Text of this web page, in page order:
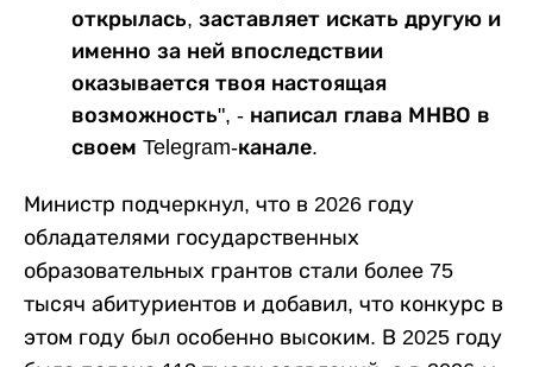
открылась, заставляет искать другую и
именно за ней впоследствии
оказывается твоя настоящая
возможность", - написал глава МНВО в
своем Telegram-канале.
Министр подчеркнул, что в 2026 году
обладателями государственных
образовательных грантов стали более 75
тысяч абитуриентов и добавил, что конкурс в
этом году был особенно высоким. В 2025 году